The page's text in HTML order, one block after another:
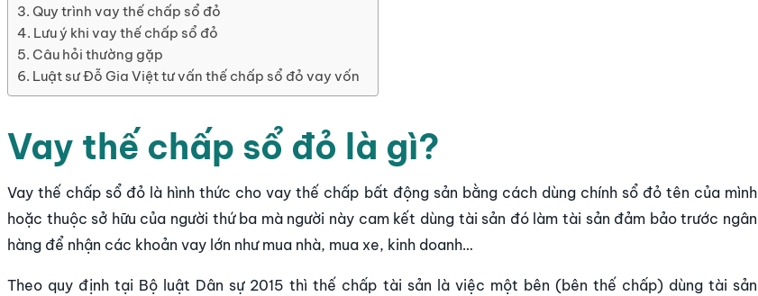
Quy trình vay thế chấp sổ đỏ
Lưu ý khi vay thế chấp sổ đỏ
Câu hỏi thường gặp
Luật sư Đỗ Gia Việt tư vấn thế chấp sổ đỏ vay vốn
Vay thế chấp sổ đỏ là gì?
Vay thế chấp sổ đỏ là hình thức cho vay thế chấp bất động sản bằng cách dùng chính sổ đỏ tên của mình
hoặc thuộc sở hữu của người thứ ba mà người này cam kết dùng tài sản đó làm tài sản đảm bảo trước ngân
hàng để nhận các khoản vay lớn như mua nhà, mua xe, kinh doanh…
Theo quy định tại Bộ luật Dân sự 2015 thì thế chấp tài sản là việc một bên (bên thế chấp) dùng tài sản